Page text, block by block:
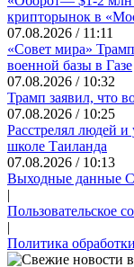
крипторынок в
07.08.2026 / 11:11
«Совет мира»
военной базы в Газе
07.08.2026 / 10:32
Трамп заявил, что
07.08.2026 / 10:25
Расстрелял людей и
школе Таиланда
07.08.2026 / 10:13
Выходные данные
|
Пользовательское
|
Политика